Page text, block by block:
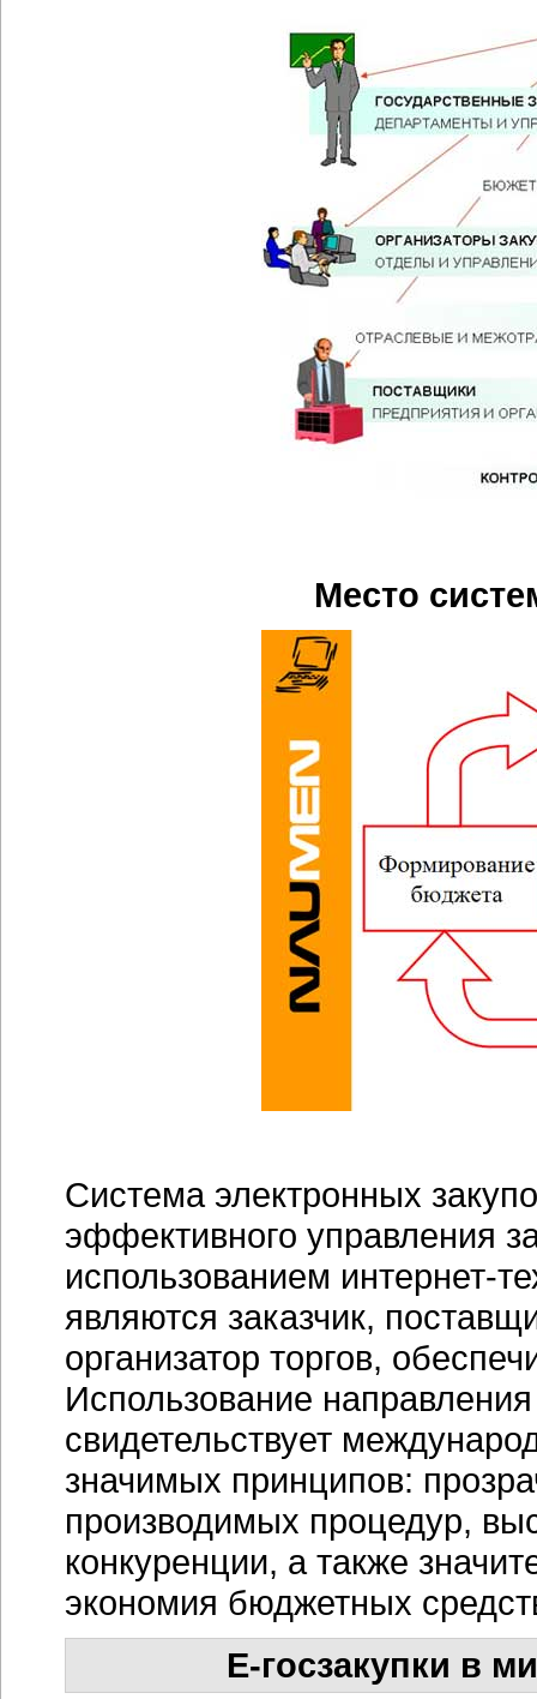
Место
Система электронных
эффективного управления
использованием интернет-
являются заказчик,
организатор торгов,
Использование
свидетельствует
значимых принципов:
производимых процедур,
конкуренции, а также
экономия бюджетных
Е-госзакупки в